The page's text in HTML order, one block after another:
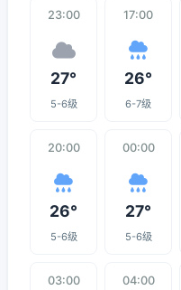
23:00
27°
5-6级
17:00
26°
6-7级
20:00
26°
5-6级
00:00
27°
5-6级
03:00 04:00